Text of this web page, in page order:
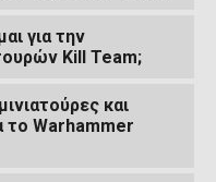
για την
Kill Team;
και
το Warhammer